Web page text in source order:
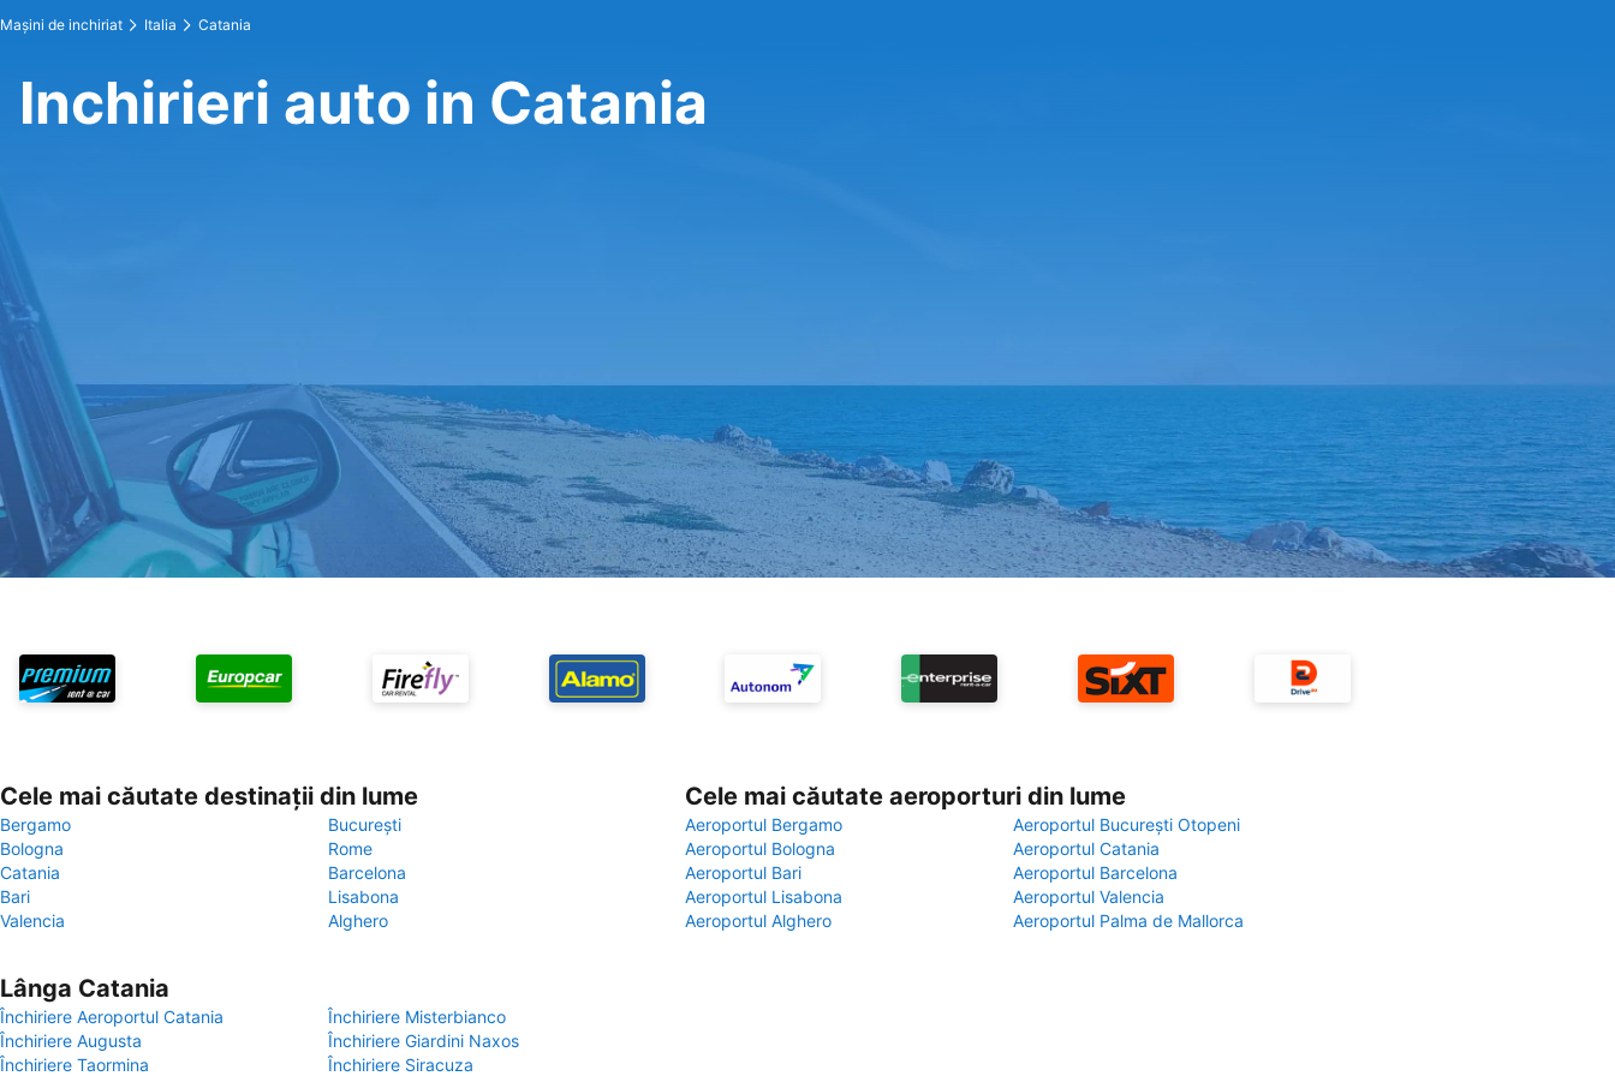
Maşini de inchiriat Italia Catania
Inchirieri auto in Catania
Cele mai căutate destinații din lume
Bergamo
București
Bologna
Rome
Catania
Barcelona
Bari
Lisabona
Valencia
Alghero
Cele mai căutate aeroporturi din lume
Aeroportul Bergamo
Aeroportul București Otopeni
Aeroportul Bologna
Aeroportul Catania
Aeroportul Bari
Aeroportul Barcelona
Aeroportul Lisabona
Aeroportul Valencia
Aeroportul Alghero
Aeroportul Palma de Mallorca
Lânga Catania
Închiriere Aeroportul Catania
Închiriere Misterbianco
Închiriere Augusta
Închiriere Giardini Naxos
Închiriere Taormina
Închiriere Siracuza